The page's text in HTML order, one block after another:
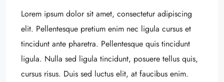
Lorem ipsum dolor sit amet, consectetur adipiscing
elit. Pellentesque pretium enim nec ligula cursus et
tincidunt ante pharetra. Pellentesque quis tincidunt
ligula. Nulla sed ligula tincidunt, posuere tellus quis,
cursus risus. Duis sed luctus elit, at faucibus enim.